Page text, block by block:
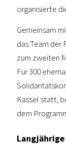
organisierte
Gemeinsam
das Team der
zum zweiten
Für 300
Kassel statt,
dem